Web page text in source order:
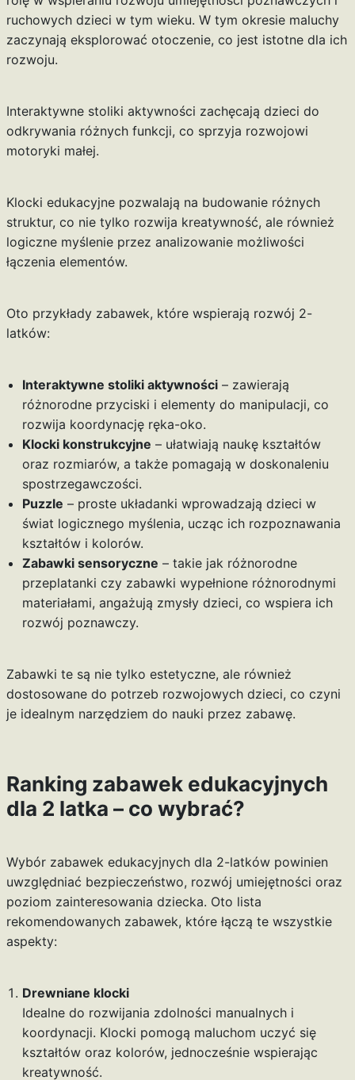
ruchowych dzieci w tym wieku. W tym okresie maluchy
zaczynają eksplorować otoczenie, co jest istotne dla ich
rozwoju.
Interaktywne stoliki aktywności zachęcają dzieci do
odkrywania różnych funkcji, co sprzyja rozwojowi
motoryki małej.
Klocki edukacyjne pozwalają na budowanie różnych
struktur, co nie tylko rozwija kreatywność, ale również
logiczne myślenie przez analizowanie możliwości
łączenia elementów.
Oto przykłady zabawek, które wspierają rozwój 2-
latków:
Interaktywne stoliki aktywności– zawierają
różnorodne przyciski i elementy do manipulacji, co
rozwija koordynację ręka-oko.
Klocki konstrukcyjne – ułatwiają naukę kształtów
oraz rozmiarów, a także pomagają w doskonaleniu
spostrzegawczości.
Puzzle – proste układanki wprowadzają dzieci w
świat logicznego myślenia, ucząc ich rozpoznawania
kształtów i kolorów.
Zabawki sensoryczne – takie jak różnorodne
przeplatanki czy zabawki wypełnione różnorodnymi
materiałami, angażują zmysły dzieci, co wspiera ich
rozwój poznawczy.
Zabawki te są nie tylko estetyczne, ale również
dostosowane do potrzeb rozwojowych dzieci, co czyni
je idealnym narzędziem do nauki przez zabawę.
Ranking zabawek edukacyjnych
dla 2 latka – co wybrać?
Wybór zabawek edukacyjnych dla 2-latków powinien
uwzględniać bezpieczeństwo, rozwój umiejętności oraz
poziom zainteresowania dziecka. Oto lista
rekomendowanych zabawek, które łączą te wszystkie
aspekty:
Drewniane klocki
Idealne do rozwijania zdolności manualnych i
koordynacji. Klocki pomogą maluchom uczyć się
kształtów oraz kolorów, jednocześnie wspierając
kreatywność.